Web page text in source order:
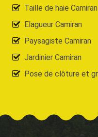
Taille de haie Camiran
Elagueur Camiran
Paysagiste Camiran
Jardinier Camiran
Pose de clôture et